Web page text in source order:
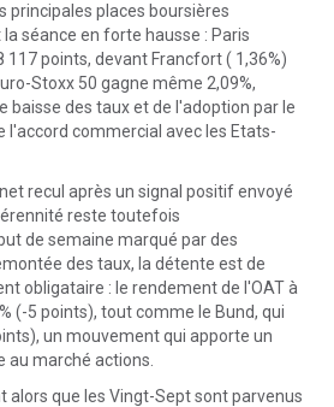
principales places boursières
séance en forte hausse : Paris
117 points, devant Francfort ( 1,36%)
Stoxx 50 gagne même 2,09%,
baisse des taux et de l'adoption par le
l'accord commercial avec les Etats-
recul après un signal positif envoyé
reste toutefois
de semaine marqué par des
des taux, la détente est de
obligataire : le rendement de l'OAT à
(-5 points), tout comme le Bund, qui
un mouvement qui apporte un
marché actions.
alors que les Vingt-Sept sont parvenus